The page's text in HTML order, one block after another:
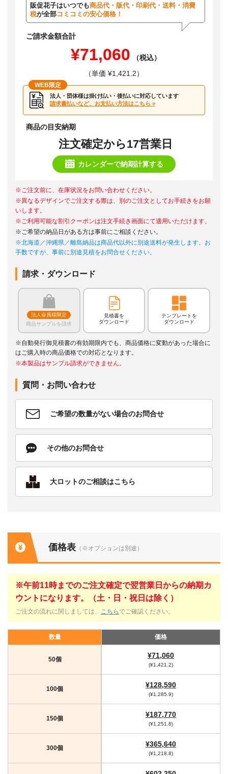
販促花子はいつでも商品代・版代・印刷代・送料・消費
税が全部コミコミの安心価格！
ご請求金額合計
¥71,060
（税込）
（単価 ¥1,421.2）
WEB限定
法人・団体様は掛け払い・後払いに対応しています
請求書払いなど、お支払い方法はこちら >
商品の目安納期
注文確定から17営業日
カレンダーで納期計算する
※ご注文前に、在庫状況をお問い合わせください。
※異なるデザインでご注文する際は、別のご注文としてお手続きをお願
いします。
※ご利用可能な割引クーポンは注文手続き画面にて適用いただけます。
※ご希望の納品日がある方は事前にご相談ください。
※北海道／沖縄県／離島納品は商品代以外に別途送料が発生します。お
手数ですが、事前に別途見積をお問合せください。
請求・ダウンロード
法人会員様限定
商品サンプルを請求
見積書を
ダウンロード
テンプレートを
ダウンロード
※自動発行御見積書の有効期限内でも、商品価格に変動があった場合に
はご購入時の商品価格での対応となります。
※本製品はサンプル請求ができません。
質問・お問い合わせ
ご希望の数量がない場合のお問合せ
その他のお問合せ
大ロットのご相談はこちら
価格表 （※オプションは別途）
※午前11時までのご注文確定で翌営業日からの納期カ
ウントになります。（土・日・祝日は除く）
ご注文の流れに関しましては、 こちら でご確認ください。
数量 価格
50個 ¥71,060
(¥1,421.2)
100個 ¥128,590
(¥1,285.9)
150個 ¥187,770
(¥1,251.8)
300個 ¥365,640
(¥1,218.8)